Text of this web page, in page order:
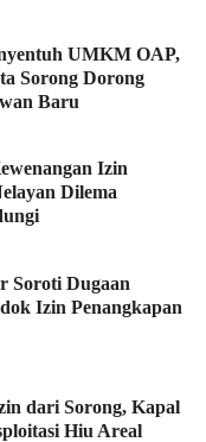
UMKM OAP,
Sorong Dorong
Baru
Izin
Dilema
Soroti Dugaan
Izin Penangkapan
dari Sorong, Kapal
Hiu Areal